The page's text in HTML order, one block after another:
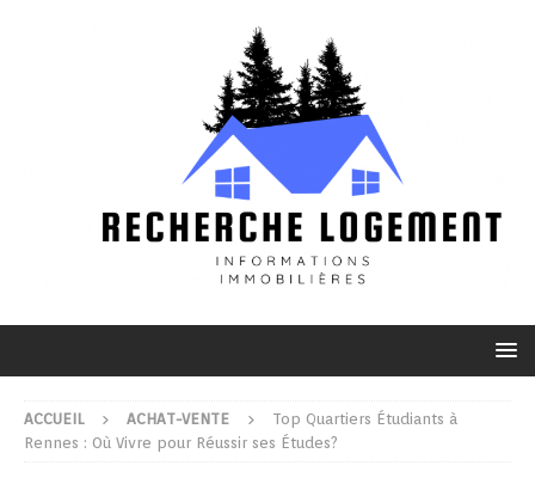
ACCUEIL ACHAT-VENTE
Top Quartiers Étudiants à
Rennes : Où Vivre pour Réussir ses Études?